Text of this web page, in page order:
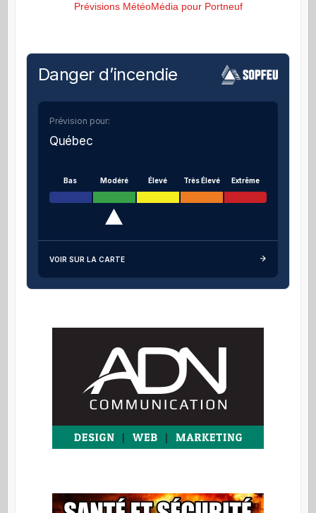
Prévisions MétéoMédia pour Portneuf
Danger d’incendie
Prévision pour:
Québec
Bas Modéré Élevé Très Élevé Extrême
VOIR SUR LA CARTE